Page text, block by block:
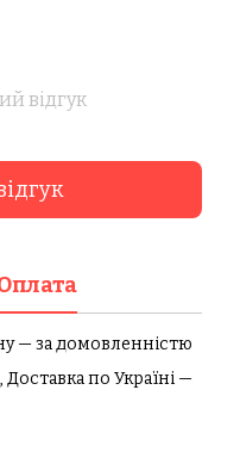
відгук
— за домовленністю
Доставка по Україні —